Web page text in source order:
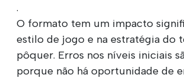
.
O formato tem um impacto
estilo de jogo e na estratégia do
pôquer. Erros nos níveis iniciais
porque não há oportunidade de